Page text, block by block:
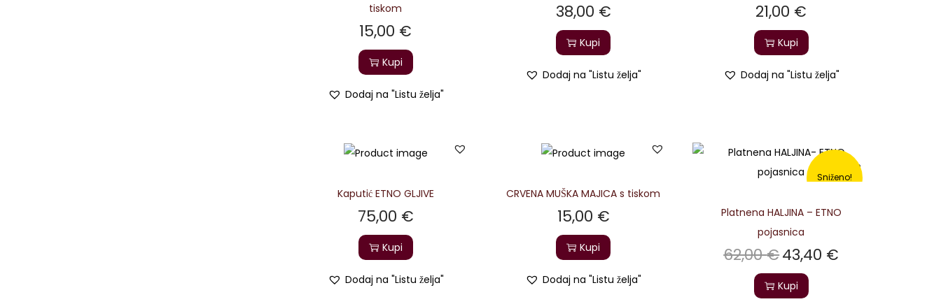
tiskom
15,00 €
Kupi
Dodaj na "Listu želja"
38,00 €
Kupi
Dodaj na "Listu želja"
21,00 €
Kupi
Dodaj na "Listu želja"
Kaputić ETNO GLJIVE
75,00 €
Kupi
Dodaj na "Listu želja"
CRVENA MUŠKA MAJICA s tiskom
15,00 €
Kupi
Dodaj na "Listu želja"
Sniženo!
Platnena HALJINA – ETNO
pojasnica
62,00€43,40 €
Kupi